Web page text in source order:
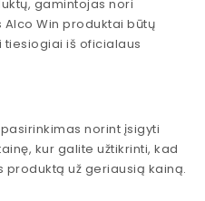
gamintojas nori
Win produktai būtų
iš oficialaus
norint įsigyti
kur galite užtikrinti, kad
už geriausią kainą.